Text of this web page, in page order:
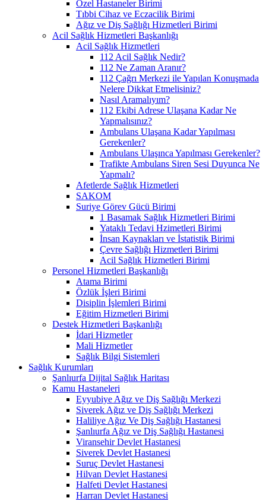
Özel Hastaneler Birimi
Tıbbi Cihaz ve Eczacilik Birimi
Ağız ve Diş Sağlığı Hizmetleri Birimi
Acil Sağlık Hizmetleri Başkanlığı
Acil Sağlık Hizmetleri
112 Acil Sağlık Nedir?
112 Ne Zaman Aranır?
112 Çağrı Merkezi ile Yapılan Konuşmada
Nelere Dikkat Etmelisiniz?
Nasıl Aramalıyım?
112 Ekibi Adrese Ulaşana Kadar Ne
Yapmalısınız?
Ambulans Ulaşana Kadar Yapılması
Gerekenler?
Ambulans Ulaşınca Yapılması Gerekenler?
Trafikte Ambulans Siren Sesi Duyunca Ne
Yapmalı?
Afetlerde Sağlık Hizmetleri
SAKOM
Suriye Görev Gücü Birimi
1 Basamak Sağlık Hizmetleri Birimi
Yataklı Tedavi Hzimetleri Birimi
İnsan Kaynakları ve İstatistik Birimi
Çevre Sağlığı Hizmetleri Birimi
Acil Sağlık Hizmetleri Birimi
Personel Hizmetleri Başkanlığı
Atama Birimi
Özlük İşleri Birimi
Disiplin İşlemleri Birimi
Eğitim Hizmetleri Birimi
Destek Hizmetleri Başkanlığı
İdari Hizmetler
Mali Hizmetler
Sağlık Bilgi Sistemleri
Sağlık Kurumları
Şanlıurfa Dijital Sağlık Haritası
Kamu Hastaneleri
Eyyubiye Ağız ve Diş Sağlığı Merkezi
Siverek Ağız ve Diş Sağlığı Merkezi
Haliliye Ağız Ve Diş Sağlığı Hastanesi
Şanlıurfa Ağız ve Diş Sağlığı Hastanesi
Viransehir Devlet Hastanesi
Siverek Devlet Hastanesi
Suruç Devlet Hastanesi
Hilvan Devlet Hastanesi
Halfeti Devlet Hastanesi
Harran Devlet Hastanesi